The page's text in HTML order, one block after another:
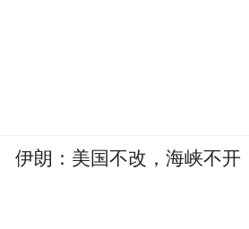
伊朗：美国不改，海峡不开